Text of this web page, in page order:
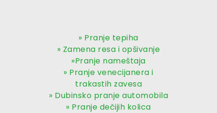
» Pranje tepiha
» Zamena resa i opšivanje
»Pranje nameštaja
» Pranje venecijanera i
trakastih zavesa
» Dubinsko pranje automobila
» Pranje dečijih kolica